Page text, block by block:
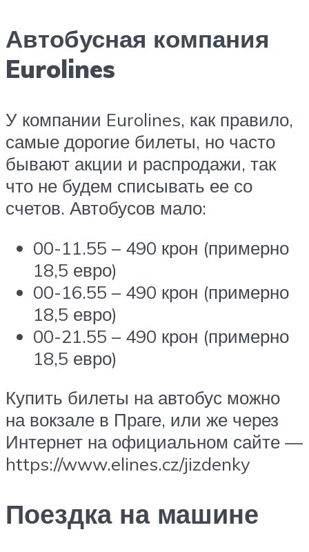
Автобусная компания
Eurolines
У компании Eurolines, как правило,
самые дорогие билеты, но часто
бывают акции и распродажи, так
что не будем списывать ее со
счетов. Автобусов мало:
00-11.55 – 490 крон (примерно
18,5 евро)
00-16.55 – 490 крон (примерно
18,5 евро)
00-21.55 – 490 крон (примерно
18,5 евро)
Купить билеты на автобус можно
на вокзале в Праге, или же через
Интернет на официальном сайте —
https://www.elines.cz/jizdenky
Поездка на машине